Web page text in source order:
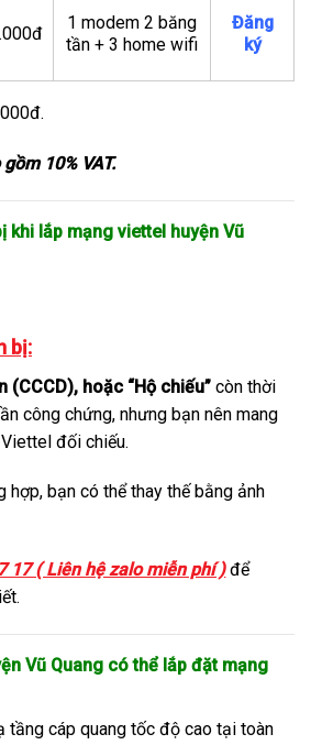
1 modem 2 băng
tần + 3 home wifi
Đăng
ký
10% VAT.
khi lắp mạng viettel huyện Vũ
bị:
(CCCD), hoặc “Hộ chiếu” còn thời
công chứng, nhưng bạn nên mang
đối chiếu.
hợp, bạn có thể thay thế bằng ảnh
17 ( Liên hệ zalo miễn phí )để
Vũ Quang có thể lắp đặt mạng
tầng cáp quang tốc độ cao tại toàn